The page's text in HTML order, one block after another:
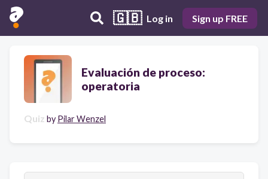
🇬🇧 Log in Sign up FREE
Evaluación de proceso:
operatoria
Quiz by Pilar Wenzel